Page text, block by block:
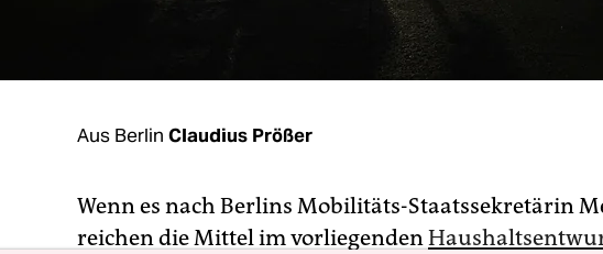
Aus Berlin Claudius Prößer
Wenn es nach Berlins Mobilitäts-Staatssekretärin
reichen die Mittel im vorliegenden